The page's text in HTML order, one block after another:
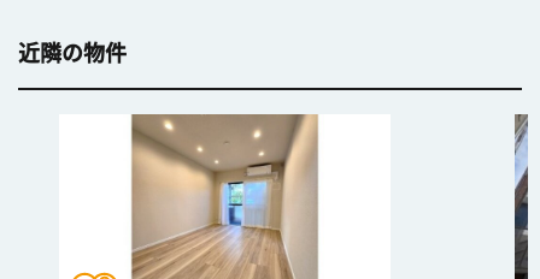
近隣の物件